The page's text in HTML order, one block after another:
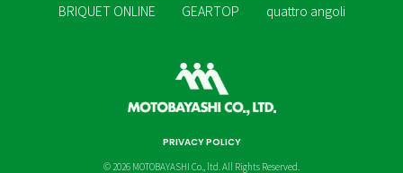
BRIQUET ONLINE GEARTOP quattro angoli
PRIVACY POLICY
© 2026 MOTOBAYASHI Co., ltd. All Rights Reserved.